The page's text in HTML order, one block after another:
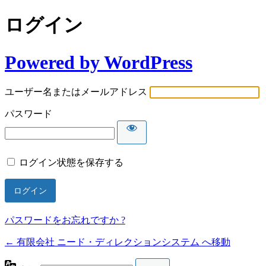
ログイン
Powered by WordPress
ユーザー名またはメールアドレス
パスワード
ログイン状態を保存する
パスワードをお忘れですか ?
← 有限会社 ニード・ディレクションシステム へ移動